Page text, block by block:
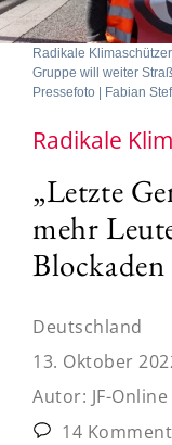
Radikale
Gruppe will weiter
Pressefoto | Fabian
Radikale
„Letzte
mehr
Blockaden
Deutschland
13. Oktober
Autor: JF-Online
14